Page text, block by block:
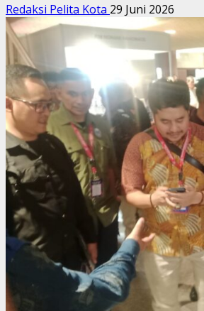
Redaksi Pelita Kota 29 Juni 2026